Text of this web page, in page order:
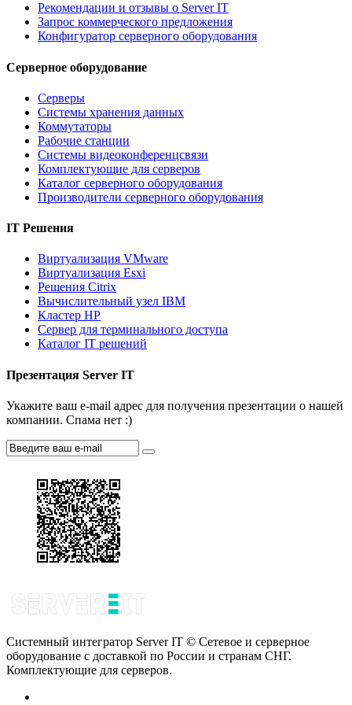
Рекомендации и отзывы о Server IT
Запрос коммерческого предложения
Конфигуратор серверного оборудования
Серверное оборудование
Серверы
Системы хранения данных
Коммутаторы
Рабочие станции
Системы видеоконференцсвязи
Комплектующие для серверов
Каталог серверного оборудования
Производители серверного оборудования
IT Решения
Виртуализация VMware
Виртуализация Esxi
Решения Citrix
Вычислительный узел IBM
Кластер HP
Сервер для терминального доступа
Каталог IT решений
Презентация Server IT
Укажите ваш e-mail адрес для получения презентации о нашей
компании. Спама нет :)
Системный интегратор Server IT © Сетевое и серверное
оборудование с доставкой по России и странам СНГ.
Комплектующие для серверов.